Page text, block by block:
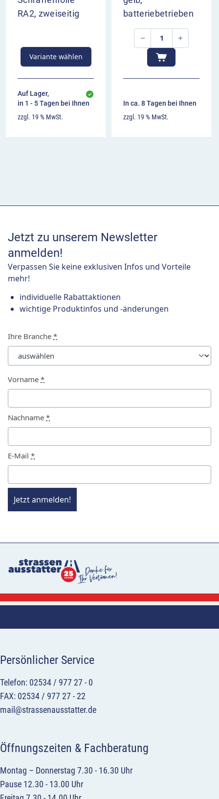
RA2, zweiseitig
Variante wählen
Auf Lager,
in 1 - 5 Tagen bei Ihnen
zzgl. 19 % MwSt.
batteriebetrieben
In ca. 8 Tagen bei Ihnen
zzgl. 19 % MwSt.
Jetzt zu unserem Newsletter
anmelden!
Verpassen Sie keine exklusiven Infos und Vorteile
mehr!
individuelle Rabattaktionen
wichtige Produktinfos und -änderungen
Ihre Branche *
Vorname *
Nachname *
E-Mail *
Jetzt anmelden!
Persönlicher Service
Telefon: 02534 / 977 27 - 0
FAX: 02534 / 977 27 - 22
mail@strassenausstatter.de
Öffnungszeiten & Fachberatung
Montag – Donnerstag 7.30 - 16.30 Uhr
Pause 12.30 - 13.00 Uhr